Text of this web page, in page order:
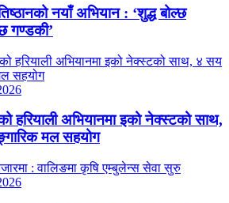
नयाँ अभियान : ‘शुद्ध बोल्छ
गण्डकी’
हरियाली अभियानमा इको नेक्स्टको साथ,
मल सहयोग